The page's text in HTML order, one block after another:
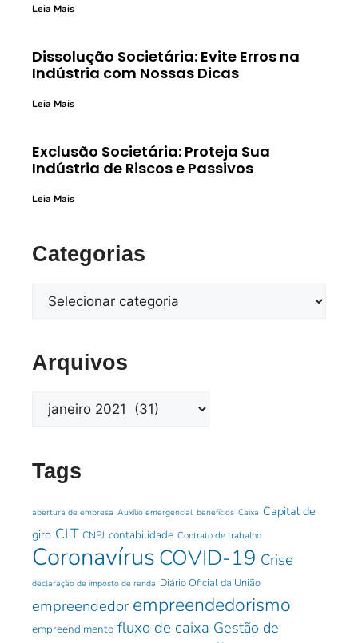
Leia Mais
Dissolução Societária: Evite Erros na
Indústria com Nossas Dicas
Leia Mais
Exclusão Societária: Proteja Sua
Indústria de Riscos e Passivos
Leia Mais
Categorias
Arquivos
Tags
abertura de empresa Auxílio emergencial benefícios Caixa Capital de
giro CLT CNPJ contabilidade Contrato de trabalho
Coronavírus COVID-19 Crise
declaração de imposto de renda Diário Oficial da União
empreendedor empreendedorismo
empreendimento fluxo de caixa Gestão de